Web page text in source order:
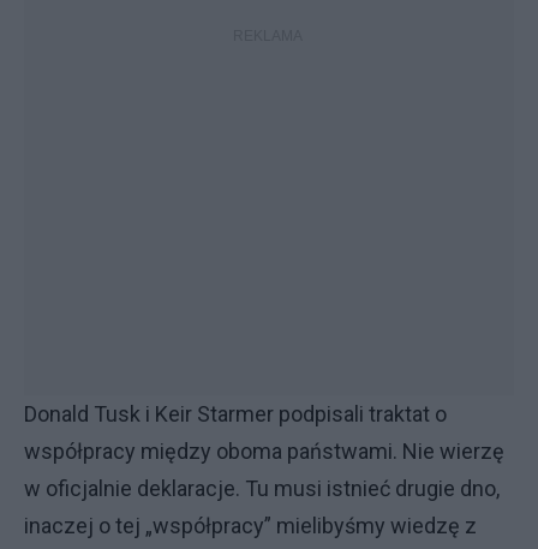
Donald Tusk i Keir Starmer podpisali traktat o
współpracy między oboma państwami. Nie wierzę
w oficjalnie deklaracje. Tu musi istnieć drugie dno,
inaczej o tej „współpracy” mielibyśmy wiedzę z